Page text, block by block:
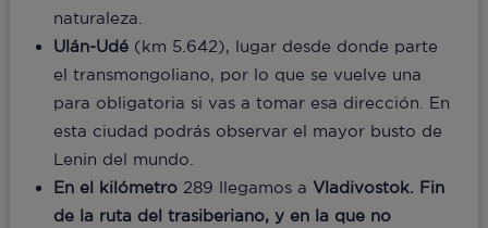
naturaleza.
Ulán-Udé(km 5.642), lugar desde donde parte
el transmongoliano, por lo que se vuelve una
para obligatoria si vas a tomar esa dirección. En
esta ciudad podrás observar el mayor busto de
Lenin del mundo.
En el kilómetro 289 llegamos a Vladivostok. Fin
de la ruta del trasiberiano, y en la que no